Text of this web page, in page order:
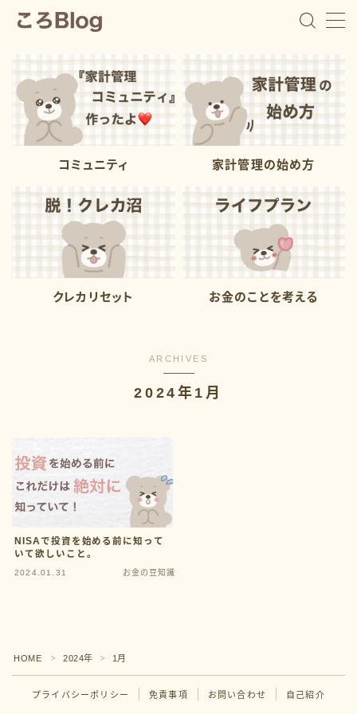
ころ
教育費の貯め時を逃した5児ママ
す。 １番上の子が中学２年生の時に、子供たちの進学
費用が足りないことに焦りを感じて家計管理を始めまし
た。 私自身が浪費家でお金遣いが荒いので、浪費家さ
んでも出来る家計管理や教育費の用意の仕方を発信して
います。 家計管理は続けることが１番大事。 浪費家で
も挫折しない家計管理で、一緒に進学費用の準備をして
いきましょう
家計管理
お金の悩み
お金の豆知識
コミュニティ 家計管理の始め方
クレカリセット お金のことを考える
ARCHIVES
2024年1月
NISAで投資を始める前に知って
いて欲しいこと。
2024.01.31 お金の豆知識
HOME ＞ 2024年 ＞ 1月
プライバシーポリシー 免責事項 お問い合わせ 自己紹介